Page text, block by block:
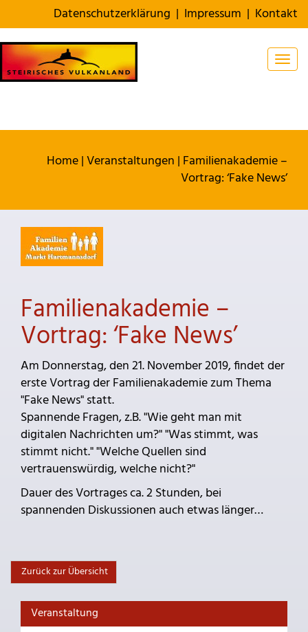
Datenschutzerklärung | Impressum | Kontakt
Home|Veranstaltungen | Familienakademie –
Vortrag: ‘Fake News’
Familienakademie –
Vortrag: ‘Fake News’
Am Donnerstag, den 21. November 2019, findet der
erste Vortrag der Familienakademie zum Thema
"Fake News" statt.
Spannende Fragen, z.B. "Wie geht man mit
digitalen Nachrichten um?" "Was stimmt, was
stimmt nicht." "Welche Quellen sind
vertrauenswürdig, welche nicht?"
Dauer des Vortrages ca. 2 Stunden, bei
spannenden Diskussionen auch etwas länger…
Zurück zur Übersicht
Veranstaltung